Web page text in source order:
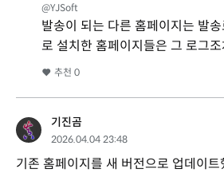
@YJSoft
발송이 되는 다른 홈페이지는 발
로 설치한 홈페이지들은 그 로그
추천 0
기진곰
2026.04.04 23:48
기존 홈페이지를 새 버전으로 업데이